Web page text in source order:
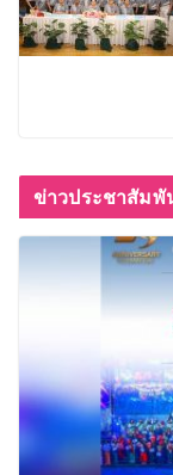
ข่าวประชาสัมพั